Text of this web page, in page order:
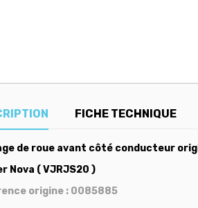
FICHE TECHNIQUE
de roue avant côté conducteur
Nova ( VJRJS20 )
origine : 0085885